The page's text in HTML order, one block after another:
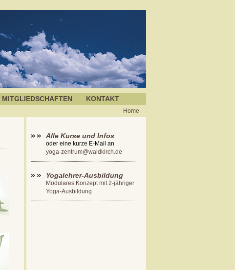
MITGLIEDSCHAFTEN KONTAKT
Home
Alle Kurse und Infos
oder eine kurze E-Mail an
yoga-zentrum@waldkirch.de
Yogalehrer-Ausbildung
Modulares Konzept mit 2-jähriger
Yoga-Ausbildung